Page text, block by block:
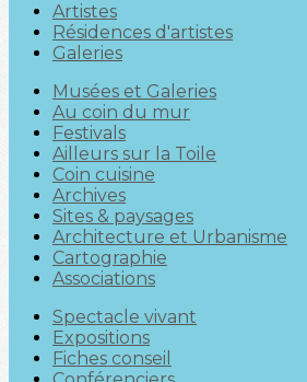
Artistes
Résidences d'artistes
Galeries
Musées et Galeries
Au coin du mur
Festivals
Ailleurs sur la Toile
Coin cuisine
Archives
Sites & paysages
Architecture et Urbanisme
Cartographie
Associations
Spectacle vivant
Expositions
Fiches conseil